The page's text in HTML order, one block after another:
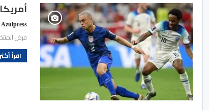
Azulpress
فرض المنتخب الأمريكي
اقرأ